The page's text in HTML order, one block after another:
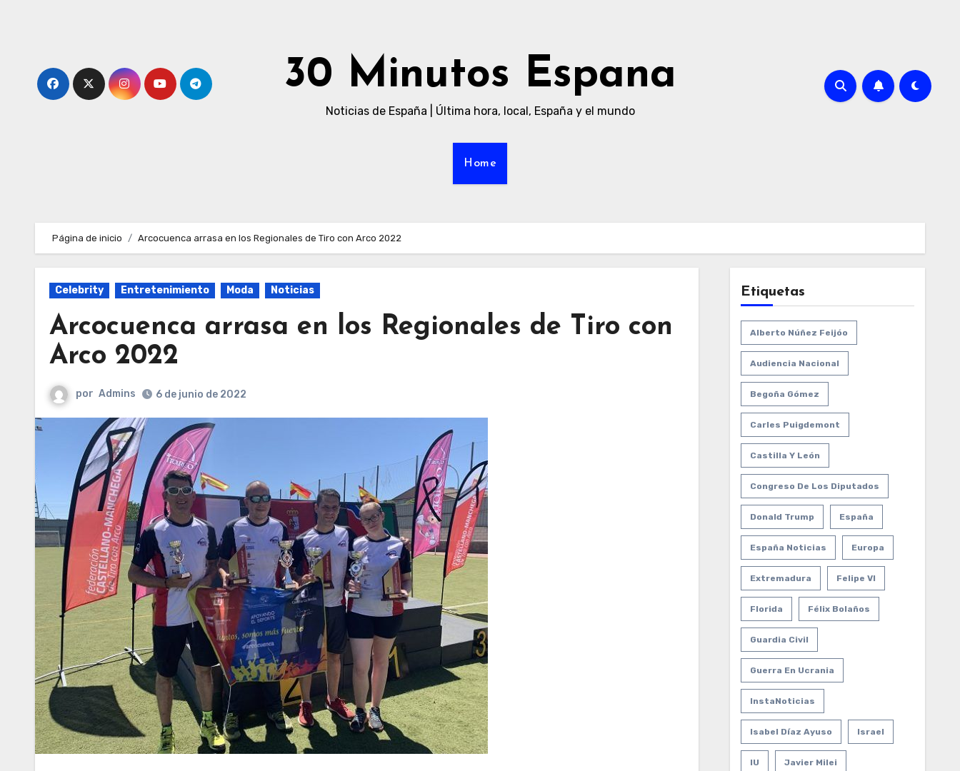
30 Minutos Espana
Noticias de España | Última hora, local, España y el mundo
Home
Página de inicio Arcocuenca arrasa en los Regionales de Tiro con Arco 2022
Celebrity Entretenimiento Moda Noticias
Arcocuenca arrasa en los Regionales de Tiro con
Arco 2022
por Admins 6 de junio de 2022
Etiquetas
Alberto Núñez Feijóo
Audiencia Nacional
Begoña Gómez
Carles Puigdemont
Castilla Y León
Congreso De Los Diputados
Donald Trump España
España Noticias Europa
Extremadura Felipe VI
Florida Félix Bolaños
Guardia Civil
Guerra En Ucrania
InstaNoticias
Isabel Díaz Ayuso Israel
IU Javier Milei